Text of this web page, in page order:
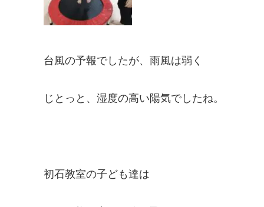
台風の予報でしたが、雨風は弱く
じとっと、湿度の高い陽気でしたね。
初石教室の子ども達は